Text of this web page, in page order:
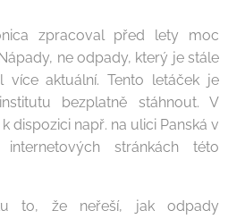
zpracoval před lety moc
ne odpady, který je stále
více aktuální. Tento letáček je
bezplatně stáhnout. V
dispozici např. na ulici Panská v
stránkách této
to, že neřeší, jak odpady